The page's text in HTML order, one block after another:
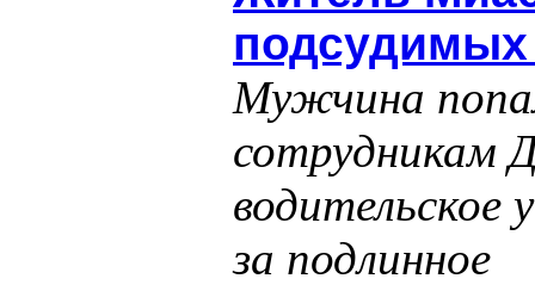
подсудимых
Мужчина
сотрудникам
водительское
за подлинное